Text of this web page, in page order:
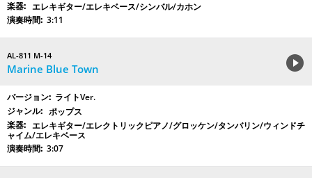
エレキギター/エレキベース/シンバル/カホン
3:11
AL-811 M-14
Marine Blue Town
ライトVer.
ポップス
エレキギター/エレクトリックピアノ/グロッケン/タンバリン/ウィンドチ
ャイム/エレキベース
3:07